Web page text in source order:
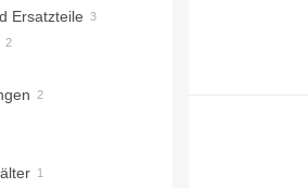
Ersatzteile
Klimaanlagen